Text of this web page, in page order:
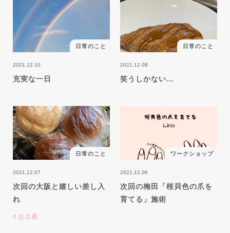
日常のこと
2021.12.10
充実な一日
日常のこと
2021.12.08
笑うしかない…
日常のこと
2021.12.07
次回の大阪と嬉しい差し入
れ
お土産
ワークショップ
2021.12.06
次回の梅田「桜貝色の爪を
育てる」施術